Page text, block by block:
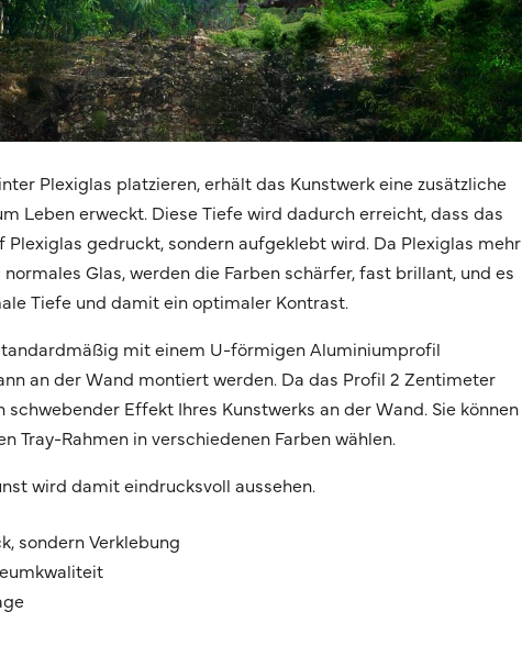
Plexiglas platzieren, erhält das Kunstwerk eine zusätzliche
Leben erweckt. Diese Tiefe wird dadurch erreicht, dass das
Plexiglas gedruckt, sondern aufgeklebt wird. Da Plexiglas mehr
Glas, werden die Farben schärfer, fast brillant, und es
Tiefe und damit ein optimaler Kontrast.
mit einem U-förmigen Aluminiumprofil
an der Wand montiert werden. Da das Profil 2 Zentimeter
Effekt Ihres Kunstwerks an der Wand. Sie können
Tray-Rahmen in verschiedenen Farben wählen.
wird damit eindrucksvoll aussehen.
sondern Verklebung